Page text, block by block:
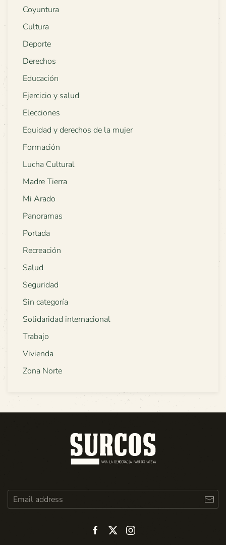
Coyuntura
Cultura
Deporte
Derechos
Educación
Ejercicio y salud
Elecciones
Equidad y derechos de la mujer
Formación
Lucha Cultural
Madre Tierra
Mi Arado
Panoramas
Portada
Recreación
Salud
Seguridad
Sin categoría
Solidaridad internacional
Trabajo
Vivienda
Zona Norte